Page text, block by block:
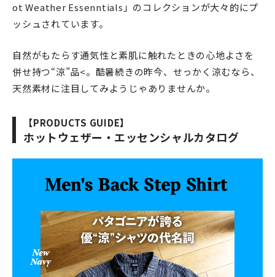
ot Weather Essenntials」のコレクションが大々的にプ
ッシュされています。
自然がもたらす通気性と素肌に触れたときの心地よさを
併せ持つ“涼”品<。酷暑続きの昨今、せっかく涼むなら、
天然素材に注目してみようじゃありませんか。
【PRODUCTS GUIDE】
ホットウェザー・エッセンシャルカタログ